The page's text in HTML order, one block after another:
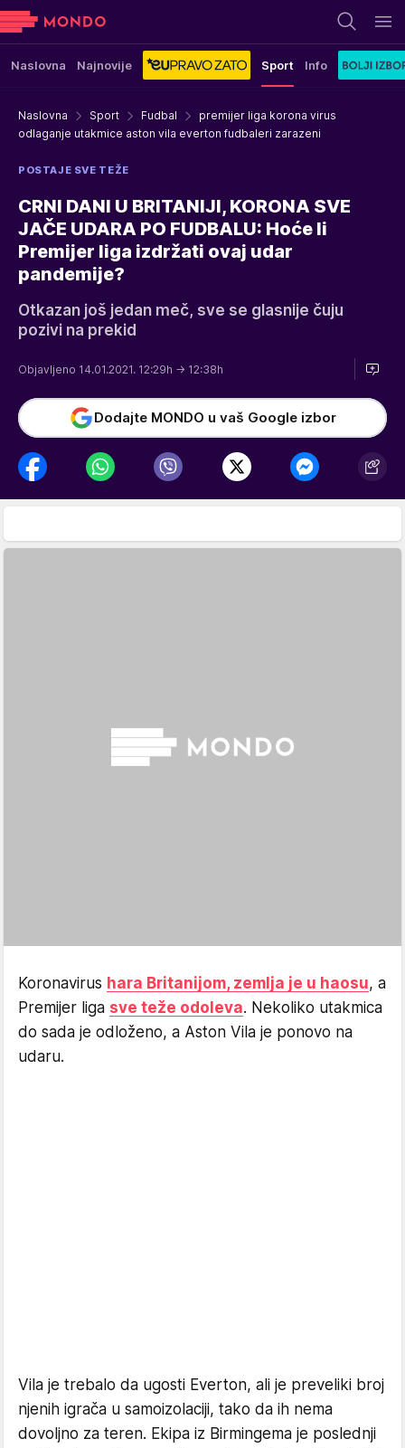
Naslovna Najnovije Sport Info
Naslovna Sport Fudbal
premijer liga korona virus
odlaganje utakmice aston vila everton fudbaleri zarazeni
POSTAJE SVE TEŽE
CRNI DANI U BRITANIJI, KORONA SVE
JAČE UDARA PO FUDBALU: Hoće li
Premijer liga izdržati ovaj udar
pandemije?
Otkazan još jedan meč, sve se glasnije čuju
pozivi na prekid
Objavljeno 14.01.2021. 12:29h → 12:38h
Dodajte MONDO u vaš Google izbor
Koronavirus hara Britanijom, zemlja je u haosu, a
Premijer liga sve teže odoleva. Nekoliko utakmica
do sada je odloženo, a Aston Vila je ponovo na
udaru.
Vila je trebalo da ugosti Everton, ali je preveliki broj
njenih igrača u samoizolaciji, tako da ih nema
dovoljno za teren. Ekipa iz Birmingema je poslednji